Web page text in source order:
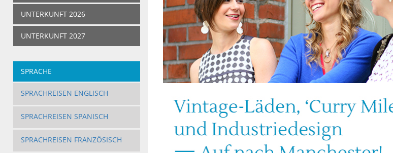
UNTERKUNFT 2026
UNTERKUNFT 2027
SPRACHE
SPRACHREISEN ENGLISCH
SPRACHREISEN SPANISCH
SPRACHREISEN FRANZÖSISCH